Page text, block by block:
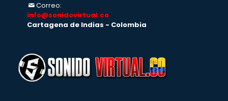
Correo:
info@sonidovirtual.co
Cartagena de Indias - Colombia